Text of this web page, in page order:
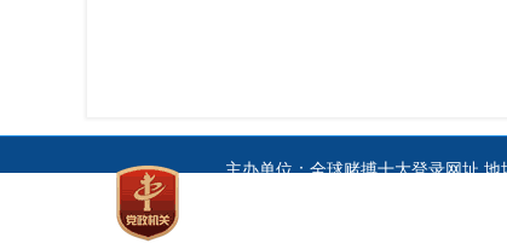
主办单位：全球赌搏十大登录网址